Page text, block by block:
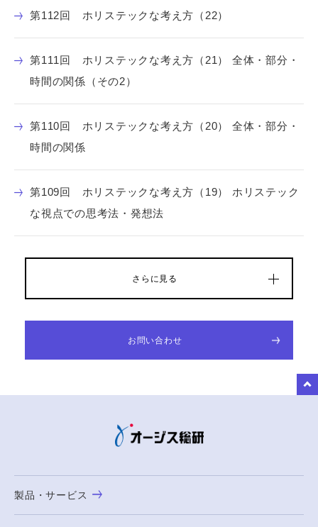
第112回 ホリステックな考え方（22）
第111回 ホリステックな考え方（21） 全体・部分・
時間の関係（その2）
第110回 ホリステックな考え方（20） 全体・部分・
時間の関係
第109回 ホリステックな考え方（19） ホリステック
な視点での思考法・発想法
さらに見る
お問い合わせ
製品・サービス